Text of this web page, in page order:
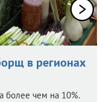
в регионах
более чем на 10%.